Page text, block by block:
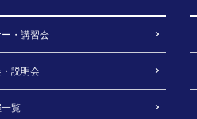
・講習会
説明会
覧